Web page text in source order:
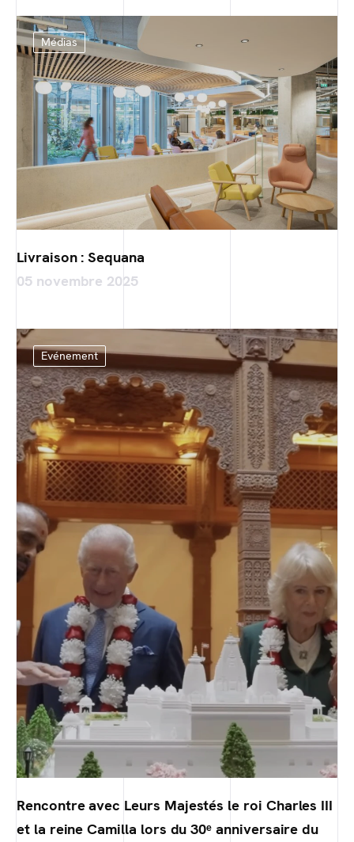
Médias
Livraison : Sequana
05 novembre 2025
Evénement
Rencontre avec Leurs Majestés le roi Charles III
et la reine Camilla lors du 30ᵉ anniversaire du